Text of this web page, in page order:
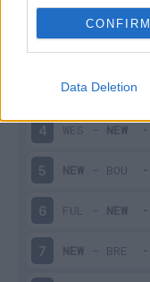
CONFIRM
Data Deletion
1 NEW-MAN
2 WOL-NEW
NEW-CRY
4 WES - NEW
5 NEW - BOU
6 FUL - NEW
7 NEW - BRE